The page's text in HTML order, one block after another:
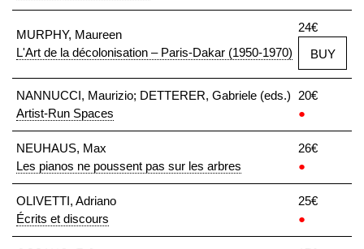
MURPHY, Maureen
L'Art de la décolonisation – Paris-Dakar (1950-1970)
24€
BUY
NANNUCCI, Maurizio; DETTERER, Gabriele (eds.)
Artist-Run Spaces
20€
●
NEUHAUS, Max
Les pianos ne poussent pas sur les arbres
26€
●
OLIVETTI, Adriano
Écrits et discours
25€
●